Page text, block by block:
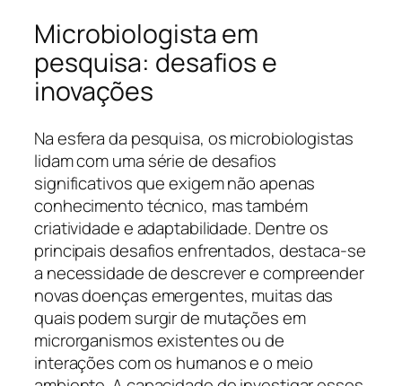
Microbiologista em
pesquisa: desafios e
inovações
Na esfera da pesquisa, os microbiologistas
lidam com uma série de desafios
significativos que exigem não apenas
conhecimento técnico, mas também
criatividade e adaptabilidade. Dentre os
principais desafios enfrentados, destaca-se
a necessidade de descrever e compreender
novas doenças emergentes, muitas das
quais podem surgir de mutações em
microrganismos existentes ou de
interações com os humanos e o meio